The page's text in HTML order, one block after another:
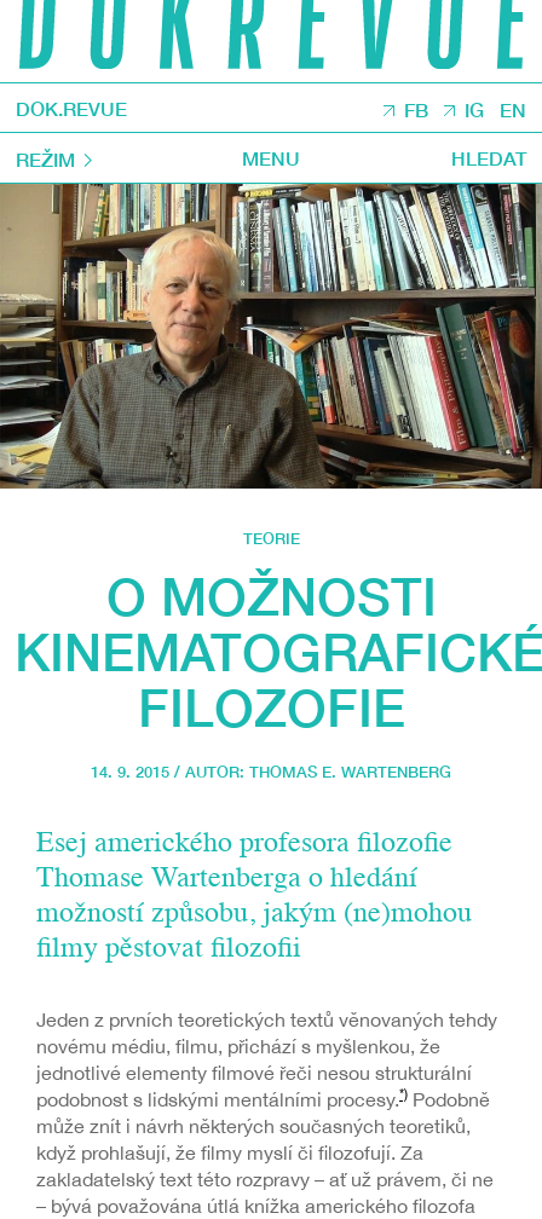
DOK.REVUE FB IG EN
REŽIM MENU HLEDAT
TEORIE
O MOŽNOSTI
FILOZOFIE
14. 9. 2015 / AUTOR: THOMAS E. WARTENBERG
Esej amerického profesora filozofie
Thomase Wartenberga o hledání
možností způsobu, jakým (ne)mohou
filmy pěstovat filozofii
Jeden z prvních teoretických textů věnovaných tehdy
novému médiu, filmu, přichází s myšlenkou, že
jednotlivé elementy filmové řeči nesou strukturální
podobnost s lidskými mentálními procesy.*) Podobně
může znít i návrh některých současných teoretiků,
když prohlašují, že filmy myslí či filozofují. Za
zakladatelský text této rozpravy – ať už právem, či ne
– bývá považována útlá knížka amerického filozofa